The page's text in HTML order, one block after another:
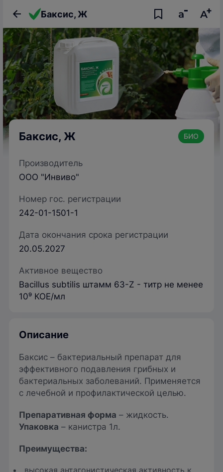
Баксис, Ж
Баксис, Ж БИО
Производитель
ООО "Инвиво"
Номер гос. регистрации
242-01-1501-1
Дата окончания срока регистрации
20.05.2027
Активное вещество
Bacillus subtilis штамм 63-Z - титр не менее
10⁹ КОЕ/мл
Описание
Баксис – бактериальный препарат для
эффективного подавления грибных и
бактериальных заболеваний. Применяется
с лечебной и профилактической целью.
Препаративная форма – жидкость.
Упаковка – канистра 1л.
Преимущества:
высокая антагонистическая активность к